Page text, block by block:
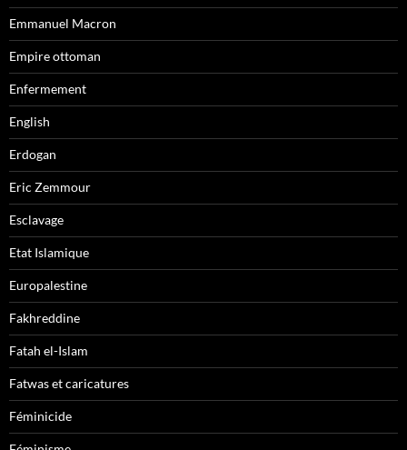
Emmanuel Macron
Empire ottoman
Enfermement
English
Erdogan
Eric Zemmour
Esclavage
Etat Islamique
Europalestine
Fakhreddine
Fatah el-Islam
Fatwas et caricatures
Féminicide